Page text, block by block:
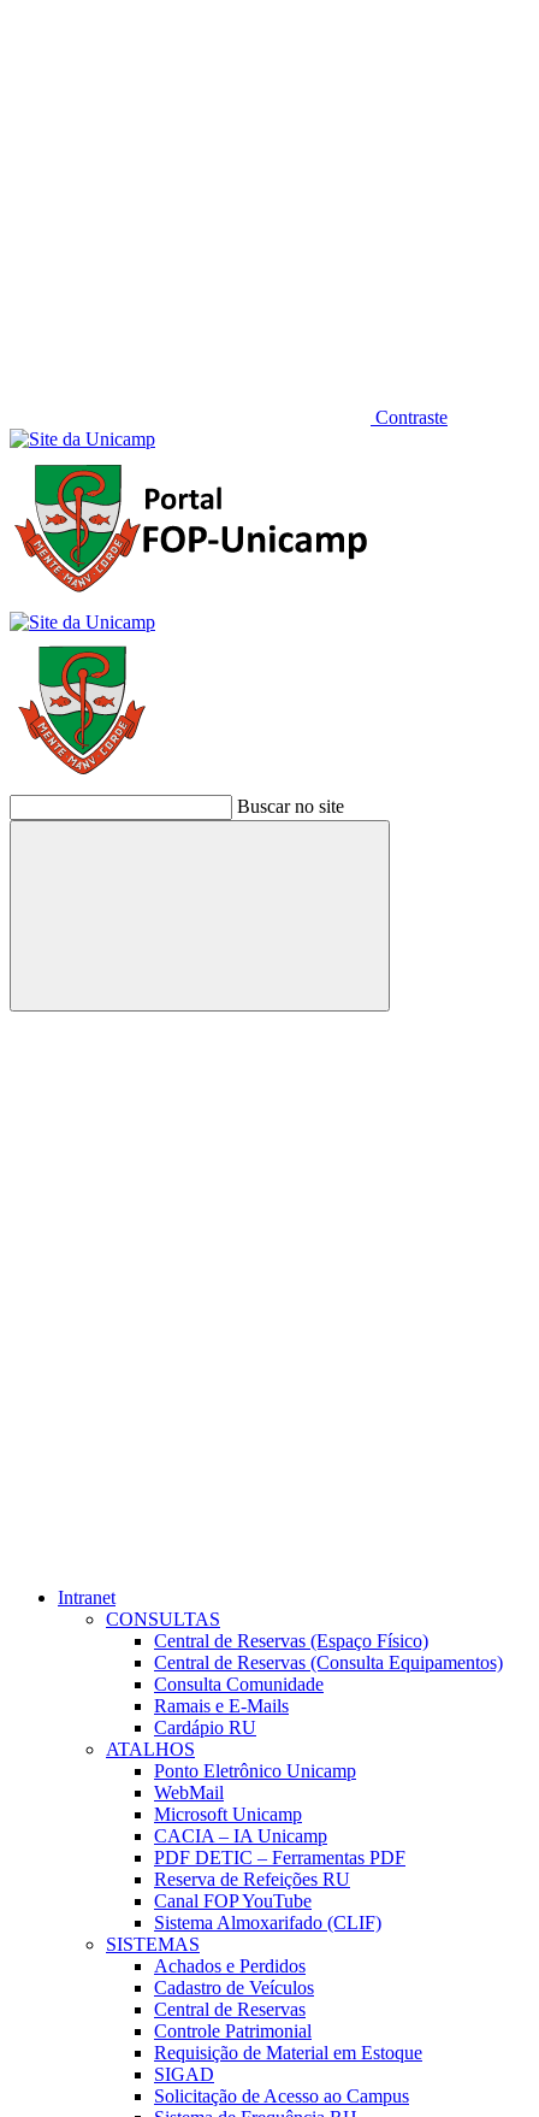
Contraste
Buscar no site
Buscar
Intranet
CONSULTAS
Central de Reservas (Espaço Físico)
Central de Reservas (Consulta Equipamentos)
Consulta Comunidade
Ramais e E-Mails
Cardápio RU
ATALHOS
Ponto Eletrônico Unicamp
WebMail
Microsoft Unicamp
CACIA – IA Unicamp
PDF DETIC – Ferramentas PDF
Reserva de Refeições RU
Canal FOP YouTube
Sistema Almoxarifado (CLIF)
SISTEMAS
Achados e Perdidos
Cadastro de Veículos
Central de Reservas
Controle Patrimonial
Requisição de Material em Estoque
SIGAD
Solicitação de Acesso ao Campus